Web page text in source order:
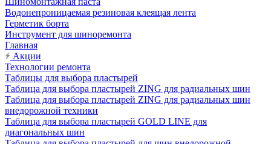
Водонепроницаемая резиновая клеящая лента
Герметик борта
Инструмент для шиноремонта
Главная
Акции
Технологии ремонта
Таблицы для выбора пластырей
Таблица для выбора пластырей ZING для радиальных шин
Таблица для выбора пластырей ZING для радиальных шин
внедорожной техники
Таблица для выбора пластырей GOLD LINE для
диагональных шин